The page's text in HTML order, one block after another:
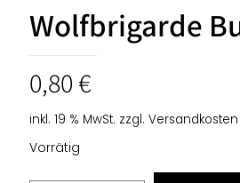
Wolfbrigarde
0,80€
inkl. 19 % MwSt. zzgl. Versandkosten
Vorrätig